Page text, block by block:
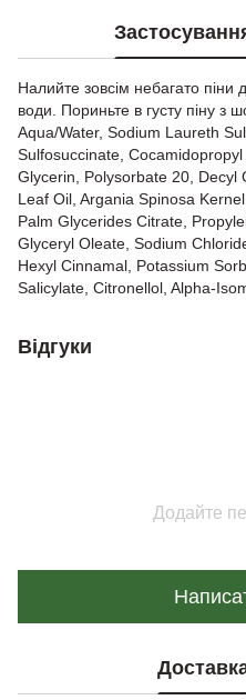
Налийте зовсім небагато піни
води. Пориньте в густу піну з
Aqua/Water, Sodium Laureth
Sulfosuccinate,
Glycerin, Polysorbate 20, Decyl
Leaf Oil, Argania Spinosa
Palm Glycerides Citrate,
Glyceryl Oleate, Sodium
Hexyl Cinnamal, Potassium
Salicylate, Citronellol, Alpha-
Відгуки
Додайте